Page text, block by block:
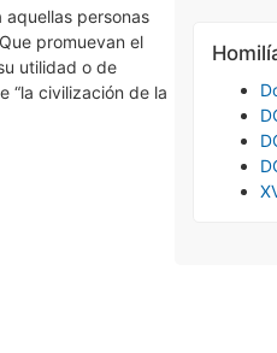
aquellas personas
promuevan el
utilidad o de
“la civilización de la